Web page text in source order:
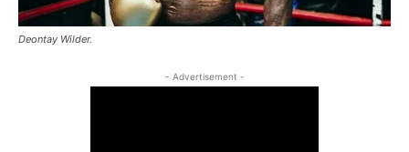
Deontay Wilder.
- Advertisement -